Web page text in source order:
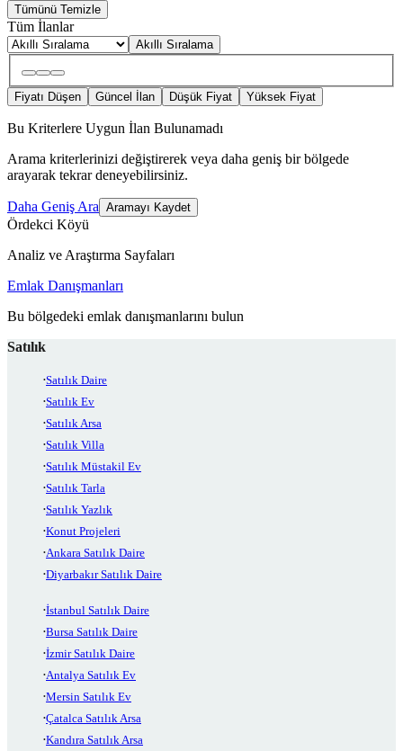
Tümünü Temizle
Tüm İlanlar
Akıllı Sıralama
Fiyatı Düşen Güncel İlan Düşük Fiyat Yüksek Fiyat
Bu Kriterlere Uygun İlan Bulunamadı
Arama kriterlerinizi değiştirerek veya daha geniş bir bölgede
arayarak tekrar deneyebilirsiniz.
Daha Geniş Ara Aramayı Kaydet
Ördekci Köyü
Analiz ve Araştırma Sayfaları
Emlak Danışmanları
Bu bölgedeki emlak danışmanlarını bulun
Satılık
Satılık Daire
Satılık Ev
Satılık Arsa
Satılık Villa
Satılık Müstakil Ev
Satılık Tarla
Satılık Yazlık
Konut Projeleri
Ankara Satılık Daire
Diyarbakır Satılık Daire
İstanbul Satılık Daire
Bursa Satılık Daire
İzmir Satılık Daire
Antalya Satılık Ev
Mersin Satılık Ev
Çatalca Satılık Arsa
Kandıra Satılık Arsa